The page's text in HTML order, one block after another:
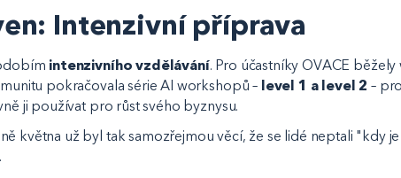
Intenzivní příprava
intenzivního vzdělávání. Pro účastníky OVACE
pokračovala série AI workshopů – level 1 a level 2 –
ji používat pro růst svého byznysu.
května už byl tak samozřejmou věcí, že se lidé neptali "kdy